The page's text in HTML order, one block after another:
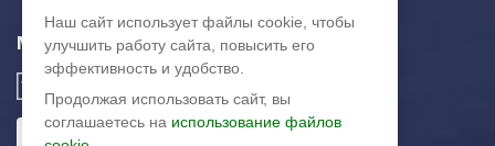
Мы в соц. сетях
Наш сайт использует файлы cookie, чтобы
улучшить работу сайта, повысить его
эффективность и удобство.
Продолжая использовать сайт, вы
соглашаетесь на использование файлов